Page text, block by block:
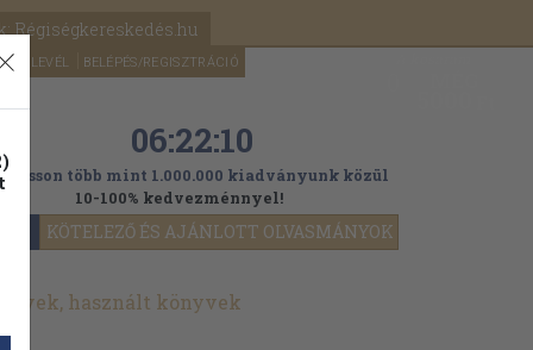
Régiségkereskedés.hu
HÍRLEVÉL BELÉPÉS/REGISZTRÁCIÓ
KÖTELEZŐ ÉS AJÁNLOTT OLVASMÁNYOK
06:22:07
több mint 1.000.000 kiadványunk közül
10-100% kedvezménnyel!
használt könyvek